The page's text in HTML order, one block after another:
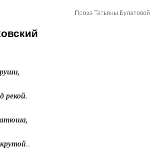
Проза Татьяны Булатовой
рекой.
..